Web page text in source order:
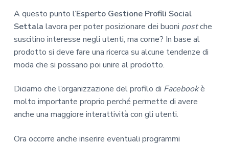
A questo punto l’Esperto Gestione Profili Social
Settala lavora per poter posizionare dei buoni postche
suscitino interesse negli utenti, ma come? In base al
prodotto si deve fare una ricerca su alcune tendenze di
moda che si possano poi unire al prodotto.
Diciamo che l’organizzazione del profilo di Facebookè
molto importante proprio perché permette di avere
anche una maggiore interattività con gli utenti.
Ora occorre anche inserire eventuali programmi